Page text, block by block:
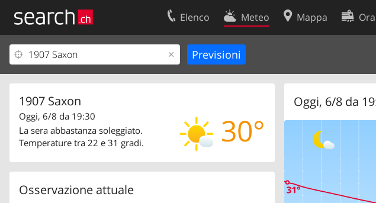
Elenco Meteo Mappa
1907 Saxon
30°
Oggi, 6/8 da 19:30
La sera abbastanza soleggiato.
Temperature tra 22 e 31 gradi.
Osservazione attuale
Oggi, 6/8 da
Il vostro profolio
Area clienti
Contatti
Condizioni d’uso